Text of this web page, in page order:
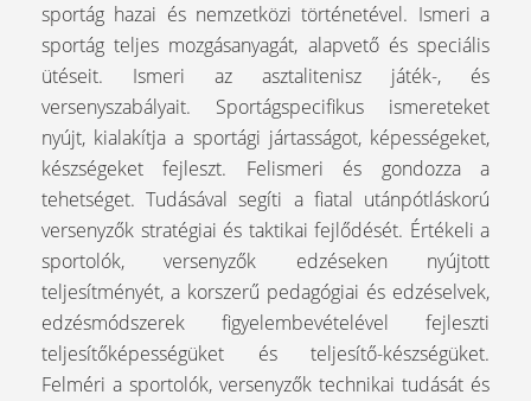
sportág hazai és nemzetközi történetével. Ismeri a
sportág teljes mozgásanyagát, alapvető és speciális
ütéseit. Ismeri az asztalitenisz játék-, és
versenyszabályait. Sportágspecifikus ismereteket
nyújt, kialakítja a sportági jártasságot, képességeket,
készségeket fejleszt. Felismeri és gondozza a
tehetséget. Tudásával segíti a fiatal utánpótláskorú
versenyzők stratégiai és taktikai fejlődését. Értékeli a
sportolók, versenyzők edzéseken nyújtott
teljesítményét, a korszerű pedagógiai és edzéselvek,
edzésmódszerek figyelembevételével fejleszti
teljesítőképességüket és teljesítő-készségüket.
Felméri a sportolók, versenyzők technikai tudását és